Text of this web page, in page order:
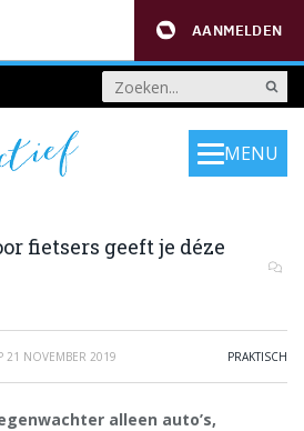
AANMELDEN
MENU
fietsers geeft je déze
21 NOVEMBER 2019 PRAKTISCH
alleen auto’s,